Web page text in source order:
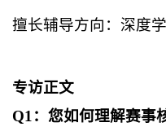
擅长辅导方向：深度
专访正文
Q1：您如何理解赛事